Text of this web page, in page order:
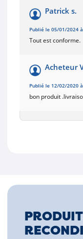
Patrick s.
Publié le 05/01/2024
Tout est conforme.
Acheteur
Publié le 12/02/2020
bon produit